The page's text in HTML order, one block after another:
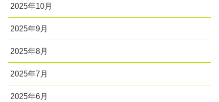
2025年10月
2025年9月
2025年8月
2025年7月
2025年6月